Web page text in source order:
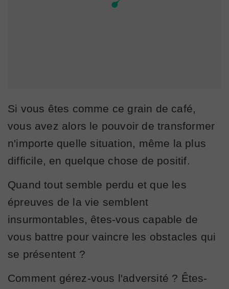
Si vous êtes comme ce grain de café,
vous avez alors le pouvoir de transformer
n'importe quelle situation, même la plus
difficile, en quelque chose de positif.
Quand tout semble perdu et que les
épreuves de la vie semblent
insurmontables, êtes-vous capable de
vous battre pour vaincre les obstacles qui
se présentent ?
Comment gérez-vous l'adversité ? Êtes-